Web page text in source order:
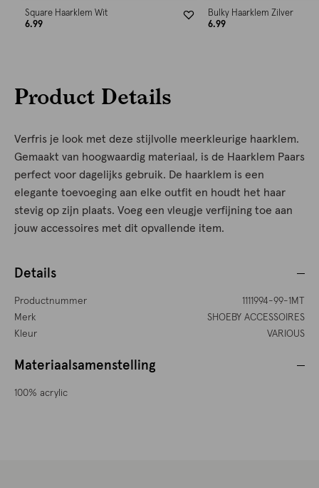
Square Haarklem Wit
6.99
Bulky Haarklem Zilver
6.99
Product Details
Verfris je look met deze stijlvolle meerkleurige haarklem.
Gemaakt van hoogwaardig materiaal, is de Haarklem Paars
perfect voor dagelijks gebruik. De haarklem is een
elegante toevoeging aan elke outfit en houdt het haar
stevig op zijn plaats. Voeg een vleugje verfijning toe aan
jouw accessoires met dit opvallende item.
Details
Productnummer
1111994-99-1MT
Merk
SHOEBY ACCESSOIRES
Kleur
VARIOUS
Materiaalsamenstelling
100% acrylic